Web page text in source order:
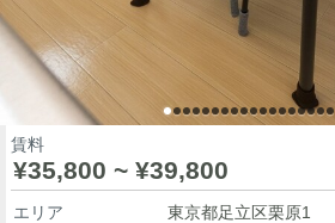
賃料
¥35,800 ~ ¥39,800
エリア 東京都足立区栗原1